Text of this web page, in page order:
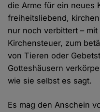
die Arme für ein neues
freiheitsliebend,
nur noch verbittert –
Kirchensteuer, zum
von Tieren oder
Gotteshäusern
wie sie selbst es sagt.
Es mag den Anschein